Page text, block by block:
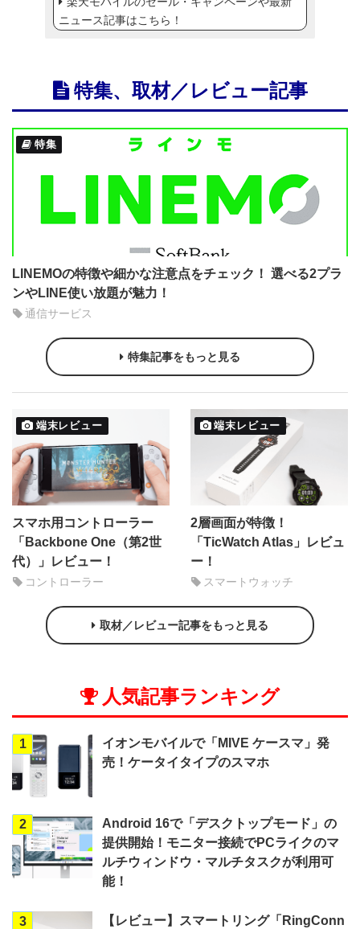
ニュース記事はこちら！
特集、取材／レビュー記事
特集
LINEMOの特徴や細かな注意点をチェック！ 選べる2プラ
ンやLINE使い放題が魅力！
通信サービス
特集記事をもっと見る
端末レビュー
スマホ用コントローラー
「Backbone One（第2世
代）」レビュー！
コントローラー
端末レビュー
2層画面が特徴！
「TicWatch Atlas」レビュ
ー！
スマートウォッチ
取材／レビュー記事をもっと見る
人気記事ランキング
1
イオンモバイルで「MIVE ケースマ」発
売！ケータイタイプのスマホ
2
Android 16で「デスクトップモード」の
提供開始！モニター接続でPCライクのマ
ルチウィンドウ・マルチタスクが利用可
能！
3
【レビュー】スマートリング「RingConn